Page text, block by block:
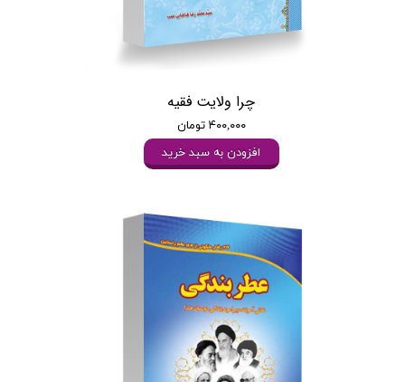
چرا ولایت فقیه
۴۰۰,۰۰۰ تومان
افزودن به سبد خرید